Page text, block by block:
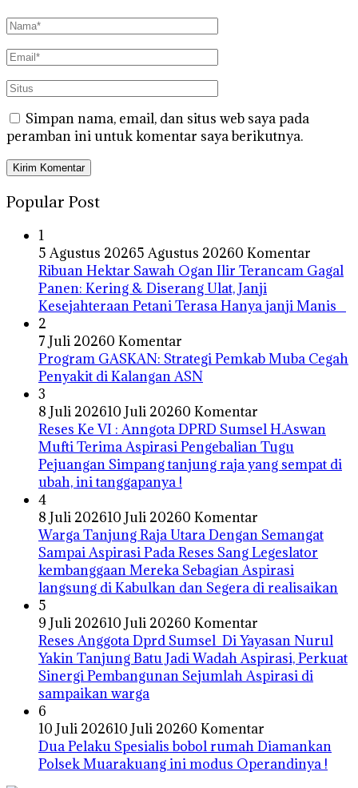
Simpan nama, email, dan situs web saya pada
peramban ini untuk komentar saya berikutnya.
Popular Post
1
5 Agustus 20265 Agustus 20260 Komentar
Ribuan Hektar Sawah Ogan Ilir Terancam Gagal
Panen: Kering & Diserang Ulat, Janji
Kesejahteraan Petani Terasa Hanya janji Manis
2
7 Juli 20260 Komentar
Program GASKAN: Strategi Pemkab Muba Cegah
Penyakit di Kalangan ASN
3
8 Juli 202610 Juli 20260 Komentar
Reses Ke VI : Anngota DPRD Sumsel H.Aswan
Mufti Terima Aspirasi Pengebalian Tugu
Pejuangan Simpang tanjung raja yang sempat di
ubah, ini tanggapanya !
4
8 Juli 202610 Juli 20260 Komentar
Warga Tanjung Raja Utara Dengan Semangat
Sampai Aspirasi Pada Reses Sang Legeslator
kembanggaan Mereka Sebagian Aspirasi
langsung di Kabulkan dan Segera di realisaikan
5
9 Juli 202610 Juli 20260 Komentar
Reses Anggota Dprd Sumsel Di Yayasan Nurul
Yakin Tanjung Batu Jadi Wadah Aspirasi, Perkuat
Sinergi Pembangunan Sejumlah Aspirasi di
sampaikan warga
6
10 Juli 202610 Juli 20260 Komentar
Dua Pelaku Spesialis bobol rumah Diamankan
Polsek Muarakuang ini modus Operandinya !